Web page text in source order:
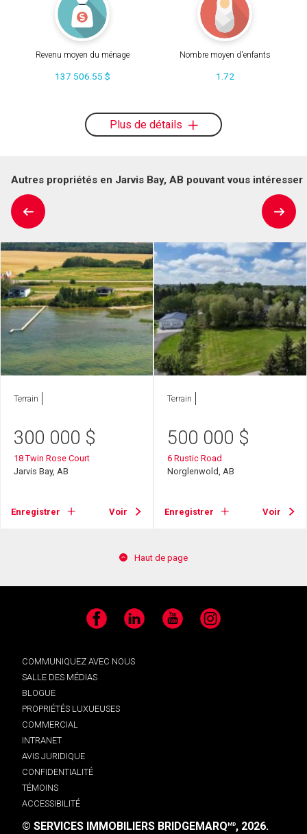
Revenu moyen du ménage
137 506.55 $
Nombre moyen d'enfants
1.72
Plus de détails
Autres propriétés en Jarvis Bay, AB pouvant vous intéresser
Terrain
300 000 $
18 Twin Rose Court
Jarvis Bay, AB
Enregistrer Voir
Terrain
500 000 $
6 Rustic Road
Norglenwold, AB
Enregistrer Voir
Haut de page
Facebook LinkedIn YouTube Instagram
COMMUNIQUEZ AVEC NOUS
SALLE DES MÉDIAS
BLOGUE
PROPRIÉTÉS LUXUEUSES
COMMERCIAL
INTRANET
AVIS JURIDIQUE
CONFIDENTIALITÉ
TÉMOINS
ACCESSIBILITÉ
© SERVICES IMMOBILIERS BRIDGEMARQMD, 2026.